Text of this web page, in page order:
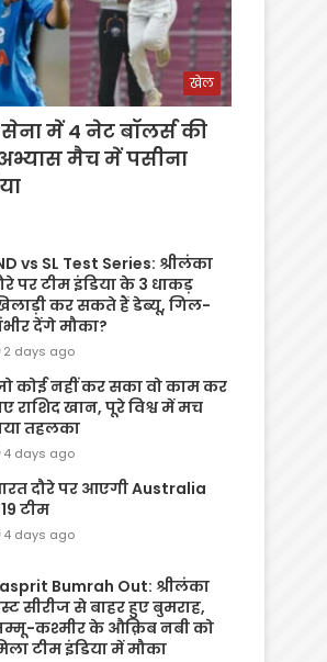
खेल
में 4 नेट बॉलर्स की
मैच में पसीना
vs SL Test Series: श्रीलंका
पर टीम इंडिया के 3 धाकड़
कर सकते हैं डेब्यू, गिल-
देंगे मौका?
2 days ago
कोई नहीं कर सका वो काम कर
राशिद खान, पूरे विश्व में मच
तहलका
4 days ago
दौरे पर आएगी Australia
टीम
4 days ago
Bumrah Out: श्रीलंका
सीरीज से बाहर हुए बुमराह,
कश्मीर के औक़िब नबी को
टीम इंडिया में मौका